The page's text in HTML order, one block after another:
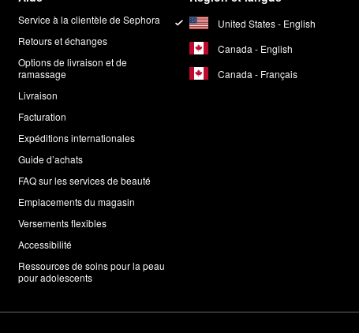
Service à la clientèle de Sephora
Retours et échanges
Options de livraison et de
ramassage
Livraison
Facturation
Expéditions internationales
Guide d’achats
FAQ sur les services de beauté
Emplacements du magasin
Versements flexibles
Accessibilité
Ressources de soins pour la peau
pour adolescents
United States - English
Canada - English
Canada - Français